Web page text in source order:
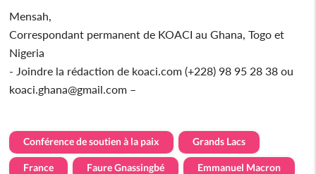
Mensah,
Correspondant permanent de KOACI au Ghana, Togo et
Nigeria
- Joindre la rédaction de koaci.com (+228) 98 95 28 38 ou
koaci.ghana@gmail.com –
Conférence de soutien à la paix Grands Lacs
France Faure Gnassingbé Emmanuel Macron